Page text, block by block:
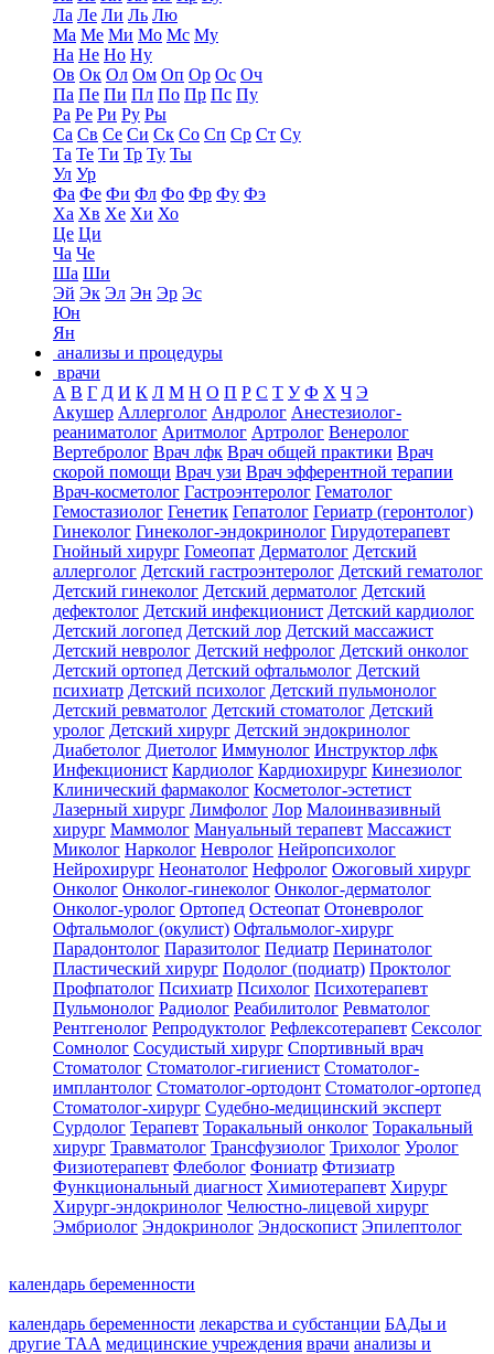
Ла Ле Ли Ль Лю
Ма Ме Ми Мо Мс Му
На Не Но Ну
Ов Ок Ол Ом Оп Ор Ос Оч
Па Пе Пи Пл По Пр Пс Пу
Ра Ре Ри Ру Ры
Са Св Се Си Ск Со Сп Ср Ст Су
Та Те Ти Тр Ту Ты
Ул Ур
Фа Фе Фи Фл Фо Фр Фу Фэ
Ха Хв Хе Хи Хо
Це Ци
Ча Че
Ша Ши
Эй Эк Эл Эн Эр Эс
Юн
Ян
анализы и процедуры
врачи
А В Г Д И К Л М Н О П Р С Т У Ф Х Ч Э
Акушер Аллерголог Андролог Анестезиолог-
реаниматолог Аритмолог Артролог Венеролог
Вертебролог Врач лфк Врач общей практики Врач
скорой помощи Врач узи Врач эфферентной терапии
Врач-косметолог Гастроэнтеролог Гематолог
Гемостазиолог Генетик Гепатолог Гериатр (геронтолог)
Гинеколог Гинеколог-эндокринолог Гирудотерапевт
Гнойный хирург Гомеопат Дерматолог Детский
аллерголог Детский гастроэнтеролог Детский гематолог
Детский гинеколог Детский дерматолог Детский
дефектолог Детский инфекционист Детский кардиолог
Детский логопед Детский лор Детский массажист
Детский невролог Детский нефролог Детский онколог
Детский ортопед Детский офтальмолог Детский
психиатр Детский психолог Детский пульмонолог
Детский ревматолог Детский стоматолог Детский
уролог Детский хирург Детский эндокринолог
Диабетолог Диетолог Иммунолог Инструктор лфк
Инфекционист Кардиолог Кардиохирург Кинезиолог
Клинический фармаколог Косметолог-эстетист
Лазерный хирург Лимфолог Лор Малоинвазивный
хирург Маммолог Мануальный терапевт Массажист
Миколог Нарколог Невролог Нейропсихолог
Нейрохирург Неонатолог Нефролог Ожоговый хирург
Онколог Онколог-гинеколог Онколог-дерматолог
Онколог-уролог Ортопед Остеопат Отоневролог
Офтальмолог (окулист) Офтальмолог-хирург
Парадонтолог Паразитолог Педиатр Перинатолог
Пластический хирург Подолог (подиатр) Проктолог
Профпатолог Психиатр Психолог Психотерапевт
Пульмонолог Радиолог Реабилитолог Ревматолог
Рентгенолог Репродуктолог Рефлексотерапевт Сексолог
Сомнолог Сосудистый хирург Спортивный врач
Стоматолог Стоматолог-гигиенист Стоматолог-
имплантолог Стоматолог-ортодонт Стоматолог-ортопед
Стоматолог-хирург Судебно-медицинский эксперт
Сурдолог Терапевт Торакальный онколог Торакальный
хирург Травматолог Трансфузиолог Трихолог Уролог
Физиотерапевт Флеболог Фониатр Фтизиатр
Функциональный диагност Химиотерапевт Хирург
Хирург-эндокринолог Челюстно-лицевой хирург
Эмбриолог Эндокринолог Эндоскопист Эпилептолог
календарь беременности
календарь беременности лекарства и субстанции БАДы и
другие ТАА медицинские учреждения врачи анализы и